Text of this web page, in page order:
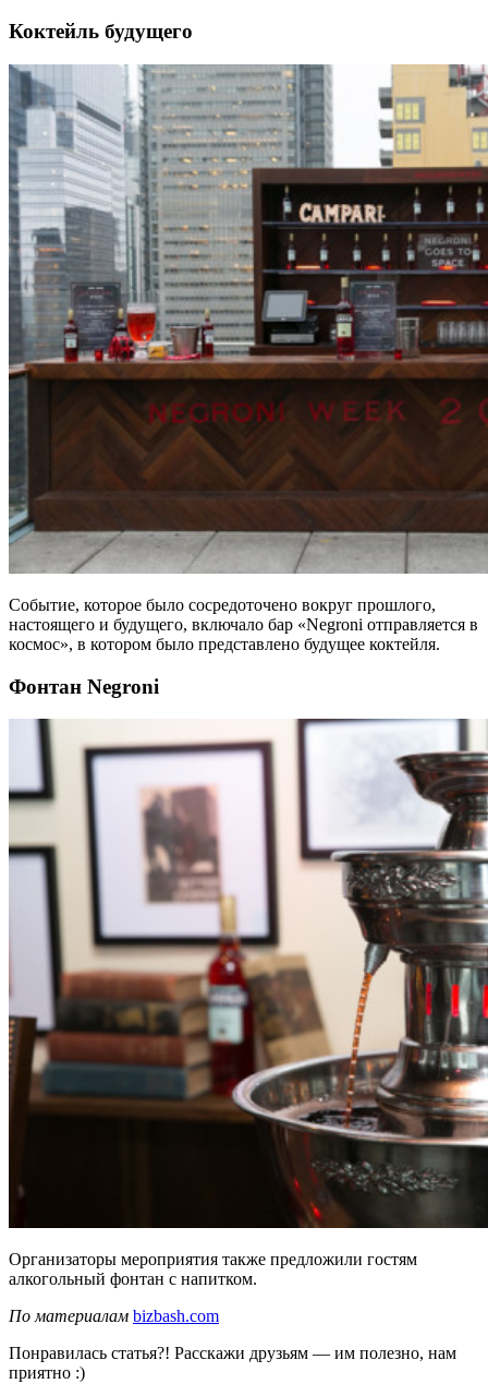
Коктейль будущего
Событие, которое было сосредоточено вокруг прошлого,
настоящего и будущего, включало бар «Negroni отправляется в
космос», в котором было представлено будущее коктейля.
Фонтан Negroni
Организаторы мероприятия также предложили гостям
алкогольный фонтан с напитком.
По материалам bizbash.com
Понравилась статья?! Расскажи друзьям — им полезно, нам
приятно :)